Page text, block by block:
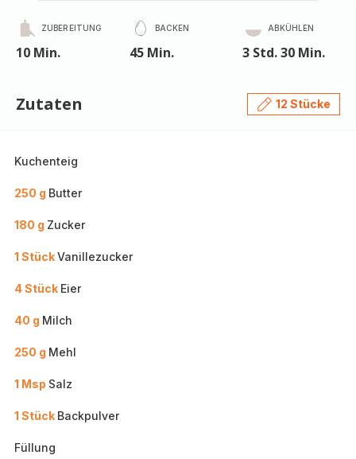
ZUBEREITUNG
10 Min.
BACKEN
45 Min.
ABKÜHLEN
3 Std. 30 Min.
Zutaten 12 Stücke
Kuchenteig
250 g Butter
180 g Zucker
1 StückVanillezucker
4 Stück Eier
40 g Milch
250 g Mehl
1 Msp Salz
1 Stück Backpulver
Füllung